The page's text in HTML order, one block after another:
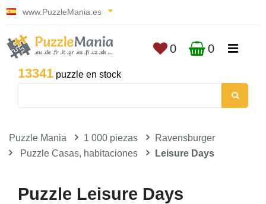
www.PuzzleMania.es
13341 puzzle en stock
0 0
Puzzle Mania 1 000 piezas
Ravensburger
Puzzle Casas, habitaciones
Leisure Days
Puzzle Leisure Days